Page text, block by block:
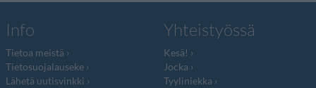
Info
Tietoa meistä
Tietosuojalauseke
Lähetä uutisvinkki
Yhteistyössä
Kesä!
Jocka
Tyyliniekka